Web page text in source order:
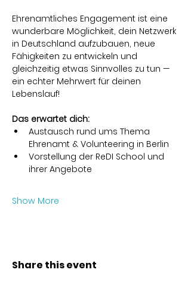
Ehrenamtliches Engagement ist eine
wunderbare Möglichkeit, dein Netzwerk
in Deutschland aufzubauen, neue
Fähigkeiten zu entwickeln und
gleichzeitig etwas Sinnvolles zu tun —
ein echter Mehrwert für deinen
Lebenslauf!
Das erwartet dich:
Austausch rund ums Thema
Ehrenamt & Volunteering in Berlin
Vorstellung der ReDI School und
ihrer Angebote
Show More
Share this event